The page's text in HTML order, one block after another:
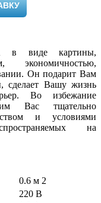
в виде картины,
экономичностью,
Он подарит Вам
сделает Вашу жизнь
Во избежание
Вас тщательно
и условиями
на
0.6 м 2
220 В